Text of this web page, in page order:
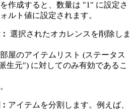
作成すると、数量は "1" に設定さ
ルト値に設定されます。
選択されたオカレンスを削除しま
屋のアイテムリスト (ステータス
生元") に対してのみ有効であるこ
アイテムを分割します。例えば、